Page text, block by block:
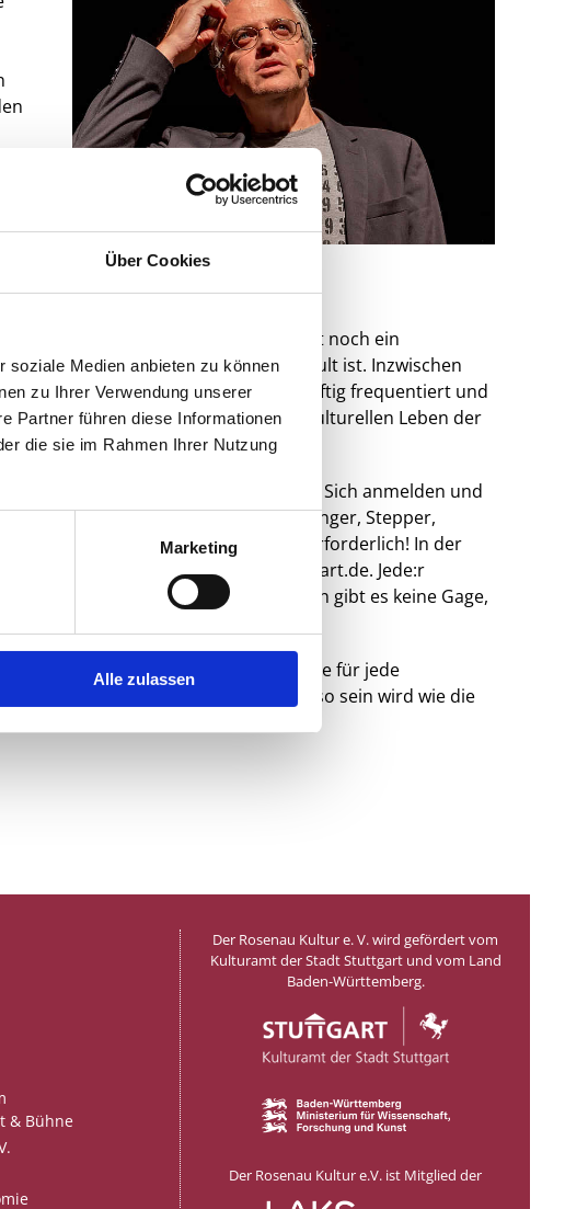
Über Cookies
soziale Medien anbieten zu können
zu Ihrer Verwendung unserer
Partner führen diese Informationen
die sie im Rahmen Ihrer Nutzung
Marketing
Alle zulassen
Bühne in Stuttgart und zunächst noch ein
in anderen Städten seit Jahren Kult ist. Inzwischen
als auch vom Publikum heftig frequentiert und
der Bühnenkultur und aus dem kulturellen Leben der
während der Spielzeit 2x im Monat. Sich anmelden und
Comedians, Clowns, Sänger, Stepper,
Laien und Anfänger. Anmeldung erforderlich! In der
via michael.drauz@rosenau-stuttgart.de. Jede:r
einem Abendessen und Freigetränken gibt es keine Gage,
Dann gilt, wie für jede
ist sicher! Außer, dass keine Show so sein wird wie die
& Bühne
Der Rosenau Kultur e. V. wird gefördert vom
Kulturamt der Stadt Stuttgart und vom Land
Baden-Württemberg.
Der Rosenau Kultur e.V. ist Mitglied der